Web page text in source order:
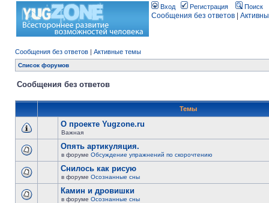
Вход Регистрация Поиск
Сообщения без ответов
Сообщения без ответов | Активные темы
Список форумов
Сообщения без ответов
Темы
О проекте Yugzone.ru
Важная
Опять артикуляция.
в форуме Обсуждение упражнений по скорочтению
Снилось как рисую
в форуме Осознанные сны
Камин и дровишки
в форуме Осознанные сны